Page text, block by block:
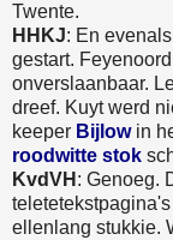
Twente.
HHKJ: En
gestart.
onverslaanbaar.
dreef. Kuyt werd
keeper Bijlowin
roodwitte stok
KvdVH : Genoeg.
teletetekstpagina's
ellenlang stukkie.